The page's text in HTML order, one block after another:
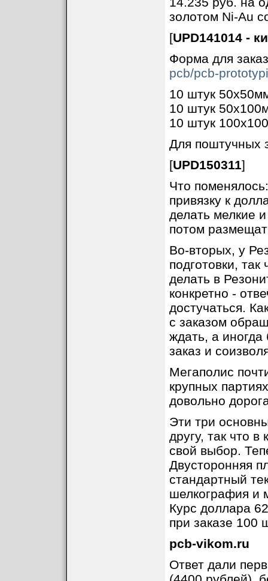
золотом Ni-Au
[UPD141014 -
Форма для
pcb/pcb-
10 штук
10 штук
10 штук
Для поштучных
[UPD150311]
Что
привязку к
делать мелкие
потом
Во-вторых, у
подготовки,
делать в
конкретно -
достучаться.
с заказом
ждать, а
заказ и
Мегаполис
крупных
довольно
Эти три
другу, так что
свой выбор.
Двусторонняя
стандартный
шелкография и
Курс доллара
при заказе 100
pcb-vikom.ru
Ответ дали